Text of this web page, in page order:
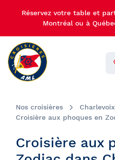
Réservez votre table et
Montréal ou à
Nos croisières
Charlevoix
Croisière aux phoques en
Croisière aux